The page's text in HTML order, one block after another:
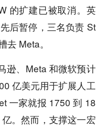
的扩建已被取消。英
后暂停，三名负责 St
Meta。
逊、Meta 和微软预计
亿美元用于扩展人工
一家就报 1750 到 18
。然而，支撑这一宏